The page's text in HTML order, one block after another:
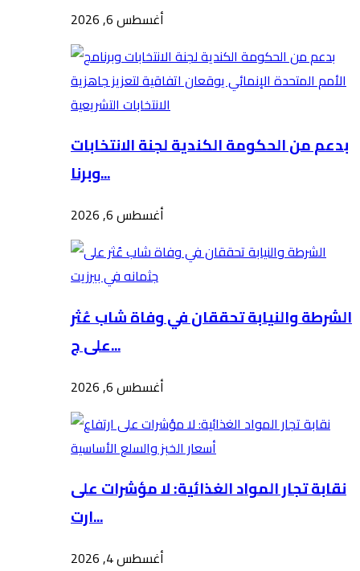
أغسطس 6, 2026
بدعم من الحكومة الكندية لجنة الانتخابات
وبرنا...
أغسطس 6, 2026
الشرطة والنيابة تحققان في وفاة شاب عُثر
على ج...
أغسطس 6, 2026
نقابة تجار المواد الغذائية: لا مؤشرات على
ارت...
أغسطس 4, 2026